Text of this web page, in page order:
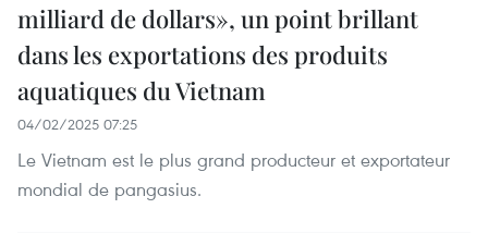
milliard de dollars», un point brillant
dans les exportations des produits
aquatiques du Vietnam
04/02/2025 07:25
Le Vietnam est le plus grand producteur et exportateur
mondial de pangasius.